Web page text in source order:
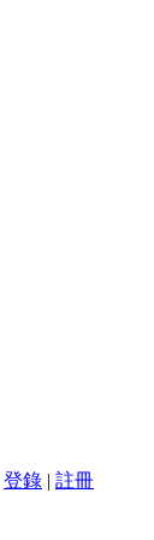
登錄 | 註冊